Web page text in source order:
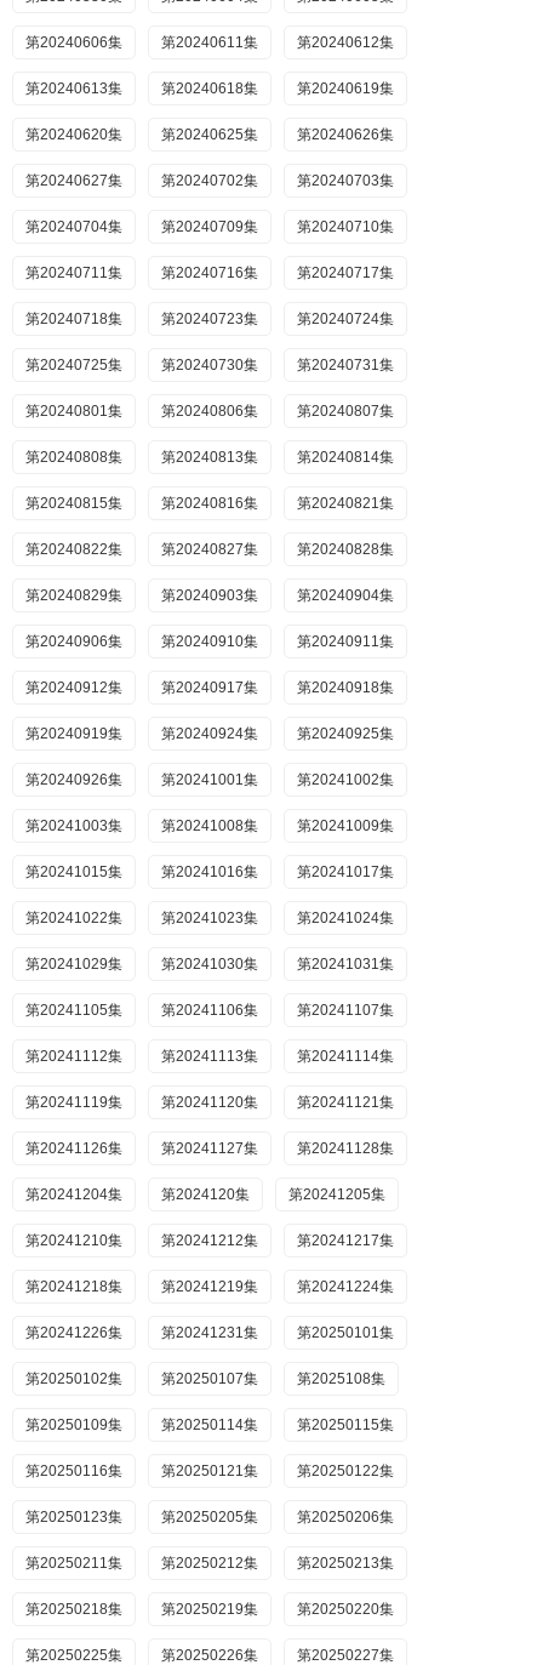
第20240606集 第20240611集 第20240612集
第20240613集 第20240618集 第20240619集
第20240620集 第20240625集 第20240626集
第20240627集 第20240702集 第20240703集
第20240704集 第20240709集 第20240710集
第20240711集 第20240716集 第20240717集
第20240718集 第20240723集 第20240724集
第20240725集 第20240730集 第20240731集
第20240801集 第20240806集 第20240807集
第20240808集 第20240813集 第20240814集
第20240815集 第20240816集 第20240821集
第20240822集 第20240827集 第20240828集
第20240829集 第20240903集 第20240904集
第20240906集 第20240910集 第20240911集
第20240912集 第20240917集 第20240918集
第20240919集 第20240924集 第20240925集
第20240926集 第20241001集 第20241002集
第20241003集 第20241008集 第20241009集
第20241015集 第20241016集 第20241017集
第20241022集 第20241023集 第20241024集
第20241029集 第20241030集 第20241031集
第20241105集 第20241106集 第20241107集
第20241112集 第20241113集 第20241114集
第20241119集 第20241120集 第20241121集
第20241126集 第20241127集 第20241128集
第20241204集 第2024120集 第20241205集
第20241210集 第20241212集 第20241217集
第20241218集 第20241219集 第20241224集
第20241226集 第20241231集 第20250101集
第20250102集 第20250107集 第2025108集
第20250109集 第20250114集 第20250115集
第20250116集 第20250121集 第20250122集
第20250123集 第20250205集 第20250206集
第20250211集 第20250212集 第20250213集
第20250218集 第20250219集 第20250220集
第20250225集 第20250226集 第20250227集